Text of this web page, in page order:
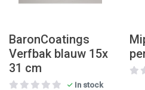
BaronCoatings
Verfbak blauw 15x
31 cm
In stock